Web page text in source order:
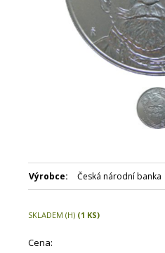
Výrobce: Česká národní banka
SKLADEM (H) (1 KS)
Cena: